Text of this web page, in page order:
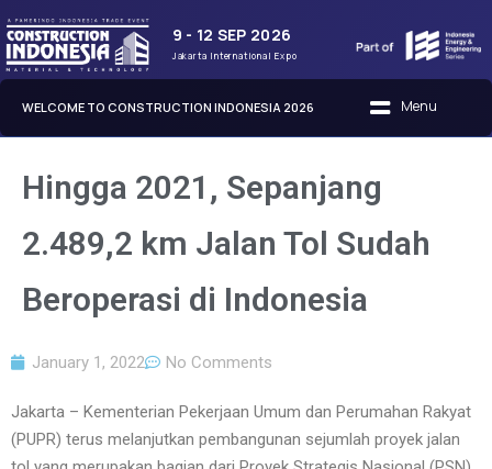
9 - 12 SEP 2026
Jakarta International Expo
WELCOME TO CONSTRUCTION INDONESIA 2026
Hingga 2021, Sepanjang
2.489,2 km Jalan Tol Sudah
Beroperasi di Indonesia
January 1, 2022 No Comments
Jakarta – Kementerian Pekerjaan Umum dan Perumahan Rakyat
(PUPR) terus melanjutkan pembangunan sejumlah proyek jalan